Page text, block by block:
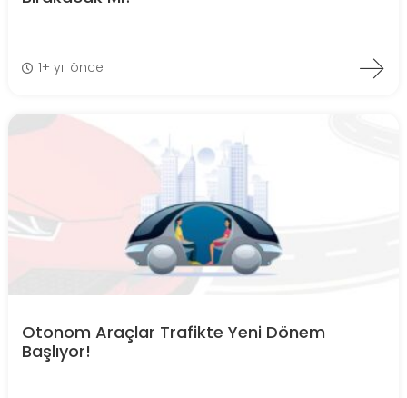
1+ yıl önce
Otonom Araçlar Trafikte Yeni Dönem
Başlıyor!